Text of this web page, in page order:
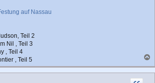
auf Nassau
Teil 2
Nil , Teil 3
, Teil 4
, Teil 5
a
c